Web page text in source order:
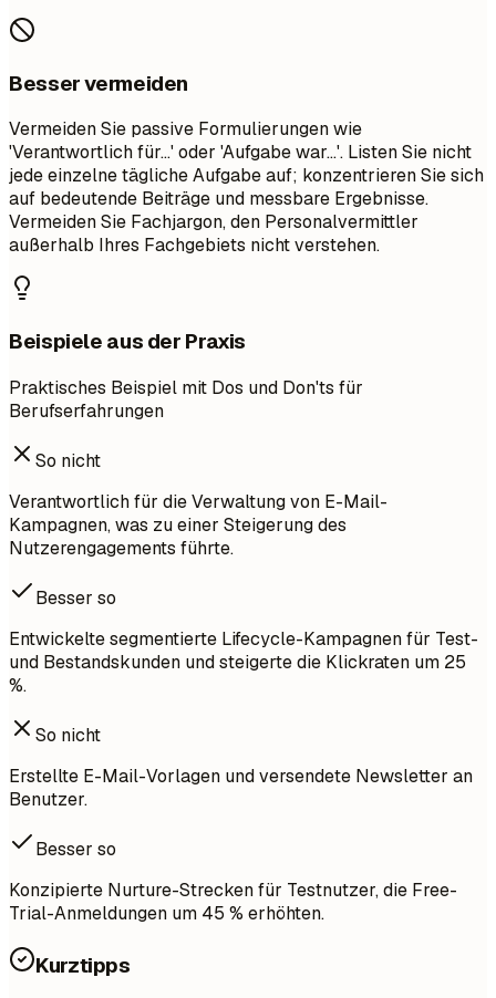
Besser vermeiden
Vermeiden Sie passive Formulierungen wie
'Verantwortlich für...' oder 'Aufgabe war...'. Listen Sie nicht
jede einzelne tägliche Aufgabe auf; konzentrieren Sie sich
auf bedeutende Beiträge und messbare Ergebnisse.
Vermeiden Sie Fachjargon, den Personalvermittler
außerhalb Ihres Fachgebiets nicht verstehen.
Beispiele aus der Praxis
Praktisches Beispiel mit Dos und Don'ts für
Berufserfahrungen
So nicht
Verantwortlich für die Verwaltung von E-Mail-
Kampagnen, was zu einer Steigerung des
Nutzerengagements führte.
Besser so
Entwickelte segmentierte Lifecycle-Kampagnen für Test-
und Bestandskunden und steigerte die Klickraten um 25
%.
So nicht
Erstellte E-Mail-Vorlagen und versendete Newsletter an
Benutzer.
Besser so
Konzipierte Nurture-Strecken für Testnutzer, die Free-
Trial-Anmeldungen um 45 % erhöhten.
Kurztipps